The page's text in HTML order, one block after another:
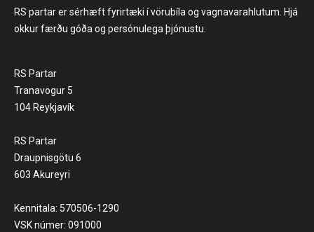
RS partar er sérhæft fyrirtæki í vörubíla og vagnavarahlutum. Hjá
okkur færðu góða og persónulega þjónustu.
RS Partar
Tranavogur 5
104 Reykjavík
RS Partar
Draupnisgötu 6
603 Akureyri
Kennitala: 570506-1290
VSK númer: 091000